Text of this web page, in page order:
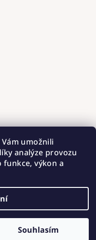
umožnili
analýze provozu
funkce, výkon a
Souhlasím
. Všechna práva
cookies